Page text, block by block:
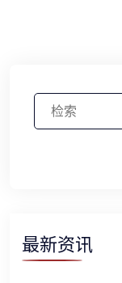
最新资讯